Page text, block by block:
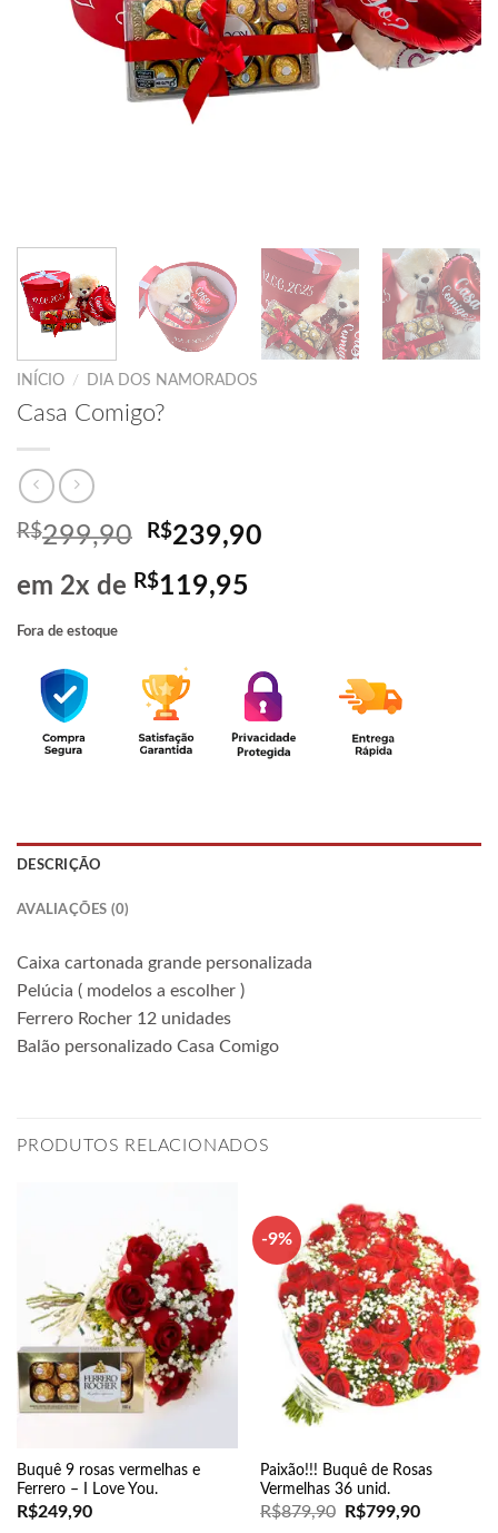
INÍCIO / DIA DOS NAMORADOS
Casa Comigo?
R$299,90 R$239,90
em 2x de R$119,95
Fora de estoque
DESCRIÇÃO
AVALIAÇÕES (0)
Caixa cartonada grande personalizada
Pelúcia ( modelos a escolher )
Ferrero Rocher 12 unidades
Balão personalizado Casa Comigo
PRODUTOS RELACIONADOS
Buquê 9 rosas vermelhas e
Ferrero – I Love You.
R$249,90
-9%
Paixão!!! Buquê de Rosas
Vermelhas 36 unid.
R$879,90 R$799,90